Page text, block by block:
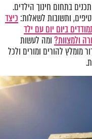
בתחום חינוך הילדים.
ותשובות לשאלות: כיצד
ביום יום עם ילד
ולמצוות?ומה לעשות
מומלץ להורים ומורים ולכל